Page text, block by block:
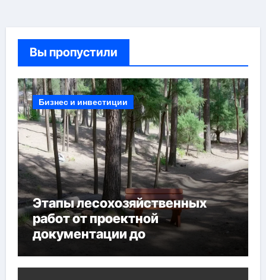
Вы пропустили
Бизнес и инвестиции
Этапы лесохозяйственных
работ от проектной
документации до
мероприятий и обустройства